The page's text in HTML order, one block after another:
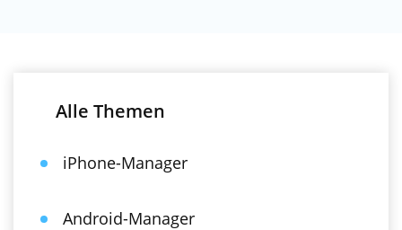
Alle Themen
iPhone-Manager
Android-Manager